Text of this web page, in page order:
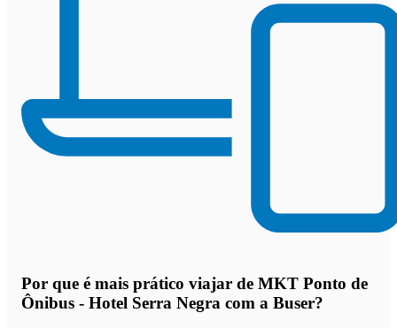
Por que é mais prático viajar de MKT Ponto de
Ônibus - Hotel Serra Negra com a Buser?